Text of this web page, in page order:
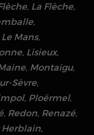
, La Flèche,
,
Le Mans,
, Lisieux,
, Montaigu,
Sèvre,
, Ploërmel,
, Redon, Renazé,
Herblain,